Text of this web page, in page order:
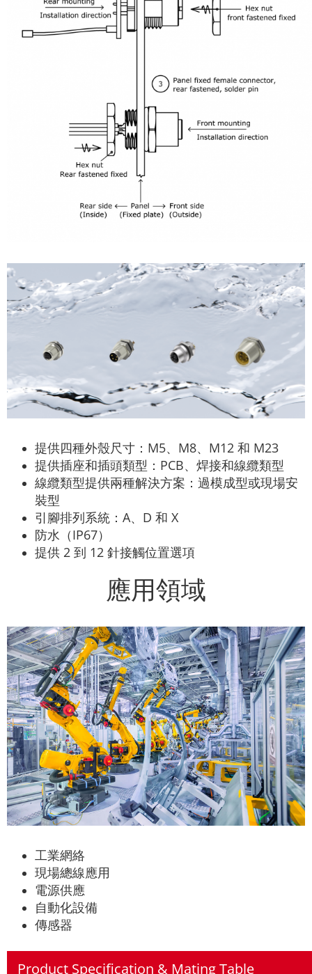
提供四種外殼尺寸：M5、M8、M12 和 M23
提供插座和插頭類型：PCB、焊接和線纜類型
線纜類型提供兩種解決方案：過模成型或現場安
裝型
引腳排列系統：A、D 和 X
防水（IP67）
提供 2 到 12 針接觸位置選項
應用領域
工業網絡
現場總線應用
電源供應
自動化設備
傳感器
Product Specification & Mating Table